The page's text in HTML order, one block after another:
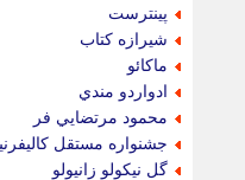
پينترست
شيرازه كتاب
ماكائو
ادواردو مندي
محمود مرتضايي فر
جشنواره مستقل
گل نيكولو زانيولو